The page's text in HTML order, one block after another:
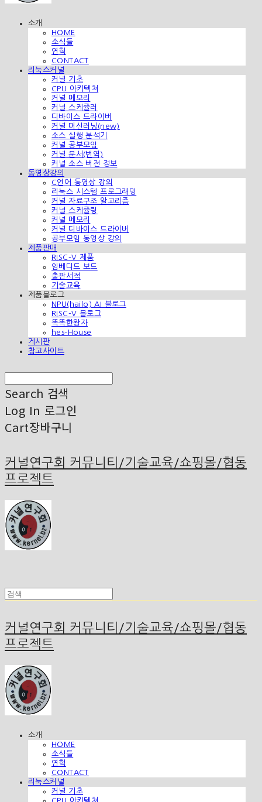
소개
HOME
소식들
연혁
CONTACT
리눅스커널
커널 기초
CPU 아키텍쳐
커널 메모리
커널 스케쥴러
디바이스 드라이버
커널 머신러닝(new)
소스 실행 분석기
커널 공부모임
커널 문서(번역)
커널 소스 버전 정보
동영상강의
C언어 동영상 강의
리눅스 시스템 프로그래밍
커널 자료구조 알고리즘
커널 스케쥴링
커널 메모리
커널 디바이스 드라이버
공부모임 동영상 강의
제품판매
RISC-V 제품
임베디드 보드
출판서적
기술교육
제품블로그
NPU(hailo) AI 블로그
RISC-V 블로그
똑똑한왕자
hes-House
게시판
참고사이트
Search 검색
Log In 로그인
Cart장바구니
커널연구회 커뮤니티/기술교육/쇼핑몰/협동
프로젝트
커널연구회 커뮤니티/기술교육/쇼핑몰/협동
프로젝트
소개
HOME
소식들
연혁
CONTACT
리눅스커널
커널 기초
CPU 아키텍쳐